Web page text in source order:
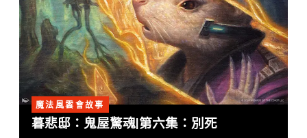
魔法風雲會故事
暮悲邸：鬼屋驚魂|第六集：別死